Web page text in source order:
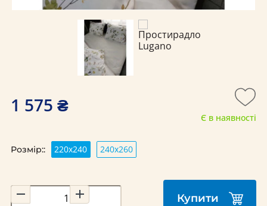
1 575 ₴
Є в наявності
Розмір:: 220х240 240х260
Купити